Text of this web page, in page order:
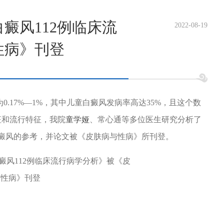
风112例临床流
》刊登
2022-08-19
，其中儿童白癜风发病率高达35%，且这个数
流行特征，我院童学娅 、常心通等多位医生研究分析了
的参考，并论文被《皮肤病与性病》所刊登。